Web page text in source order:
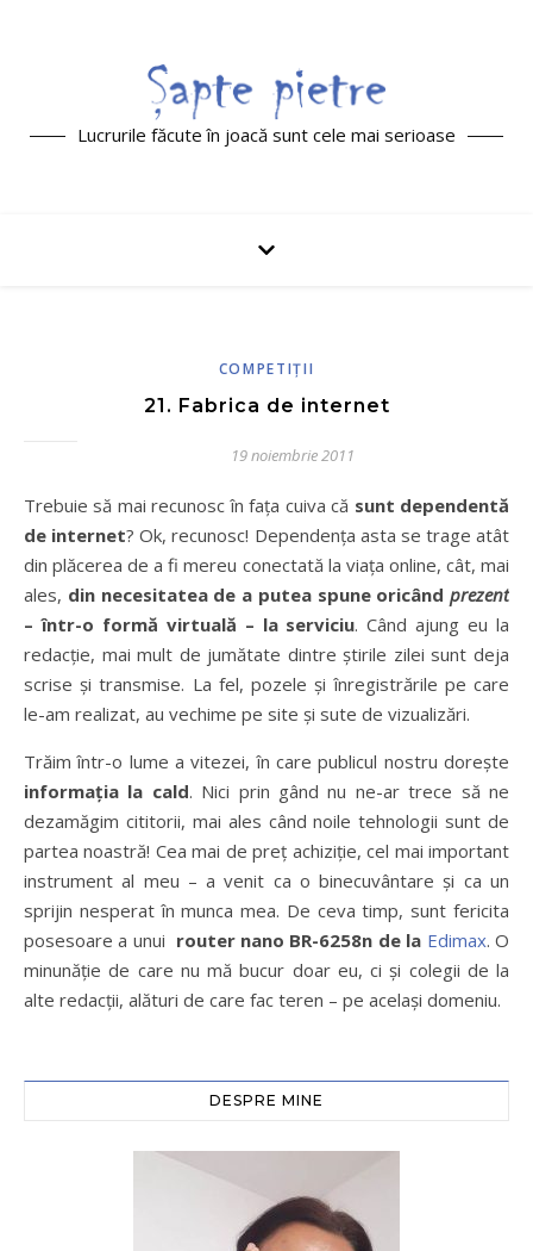
Lucrurile făcute în joacă sunt cele mai serioase
COMPETIŢII
21. Fabrica de internet
19 noiembrie 2011
Trebuie să mai recunosc în faţa cuiva că sunt dependentă
de internet? Ok, recunosc! Dependenţa asta se trage atât
din plăcerea de a fi mereu conectată la viaţa online, cât, mai
ales, din necesitatea de a putea spune oricând prezent
– într-o formă virtuală – la serviciu. Când ajung eu la
redacţie, mai mult de jumătate dintre ştirile zilei sunt deja
scrise şi transmise. La fel, pozele şi înregistrările pe care
le-am realizat, au vechime pe site şi sute de vizualizări.
Trăim într-o lume a vitezei, în care publicul nostru doreşte
informaţia la cald. Nici prin gând nu ne-ar trece să ne
dezamăgim cititorii, mai ales când noile tehnologii sunt de
partea noastră! Cea mai de preţ achiziţie, cel mai important
instrument al meu – a venit ca o binecuvântare şi ca un
sprijin nesperat în munca mea. De ceva timp, sunt fericita
posesoare a unui router nano BR-6258n de la Edimax. O
minunăţie de care nu mă bucur doar eu, ci şi colegii de la
alte redacţii, alături de care fac teren – pe acelaşi domeniu.
DESPRE MINE